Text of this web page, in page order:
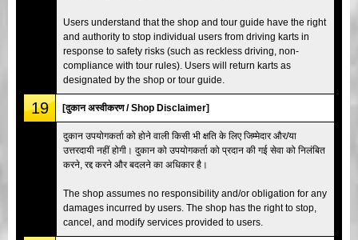
Users understand that the shop and tour guide have the right
and authority to stop individual users from driving karts in
response to safety risks (such as reckless driving, non-
compliance with tour rules). Users will return karts as
designated by the shop or tour guide.
19 [दुकान अस्वीकरण / Shop Disclaimer]
दुकान उपयोगकर्ता को होने वाली किसी भी क्षति के लिए जिम्मेदार और/या
उत्तरदायी नहीं होगी। दुकान को उपयोगकर्ता को प्रदान की गई सेवा को निलंबित
करने, रद्द करने और बदलने का अधिकार है।
The shop assumes no responsibility and/or obligation for any
damages incurred by users. The shop has the right to stop,
cancel, and modify services provided to users.